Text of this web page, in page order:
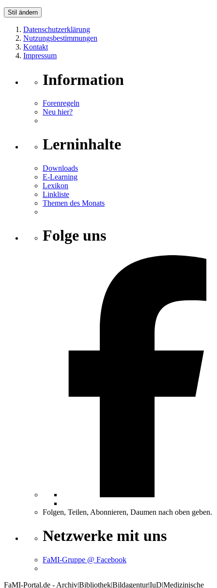
Stil ändern
Datenschutzerklärung
Nutzungsbestimmungen
Kontakt
Impressum
Information
Forenregeln
Neu hier?
Lerninhalte
Downloads
E-Learning
Lexikon
Linkliste
Themen des Monats
Folge uns
Folgen, Teilen, Abonnieren, Daumen nach oben geben.
Netzwerke mit uns
FaMI-Gruppe @ Facebook
FaMI-Portal.de - Archiv|Bibliothek|Bildagentur|IuD|Medizinische